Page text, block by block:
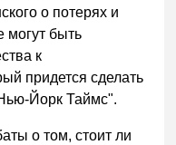
о потерях и
могут быть
к
придется сделать
Йорк Таймс".
о том, стоит ли